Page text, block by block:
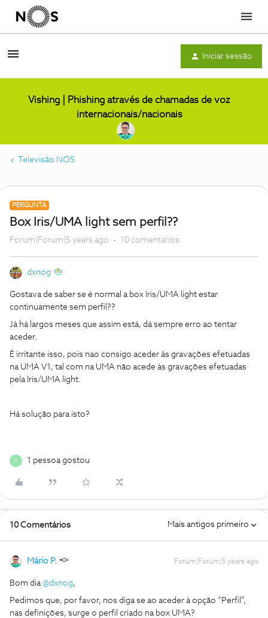
Menu
Iniciar sessão
Vishing | Phishing através de chamadas de voz
internacionais/nacionais
Televisão NOS
PERGUNTA
Box Iris/UMA light sem perfil??
Forum|Forum|5 years ago 10 comentários
dxnog
Gostava de saber se é normal a box Iris/UMA light estar
continuamente sem perfil??
Já há largos meses que assim está, dá sempre erro ao tentar
aceder.
É irritante isso, pois nao consigo aceder às gravações efetuadas
na UMA V1, tal com na UMA não acede às gravações efetuadas
pela Iris/UMA light.
Há solução para isto?
R 1 pessoa gostou
10 Comentários Mais antigos primeiro
Mário P. Forum|Forum|5 years ago
Bom dia@dxnog,
Pedimos que, por favor, nos diga se ao aceder à opção “Perfil”,
nas definições, surge o perfil criado na box UMA?